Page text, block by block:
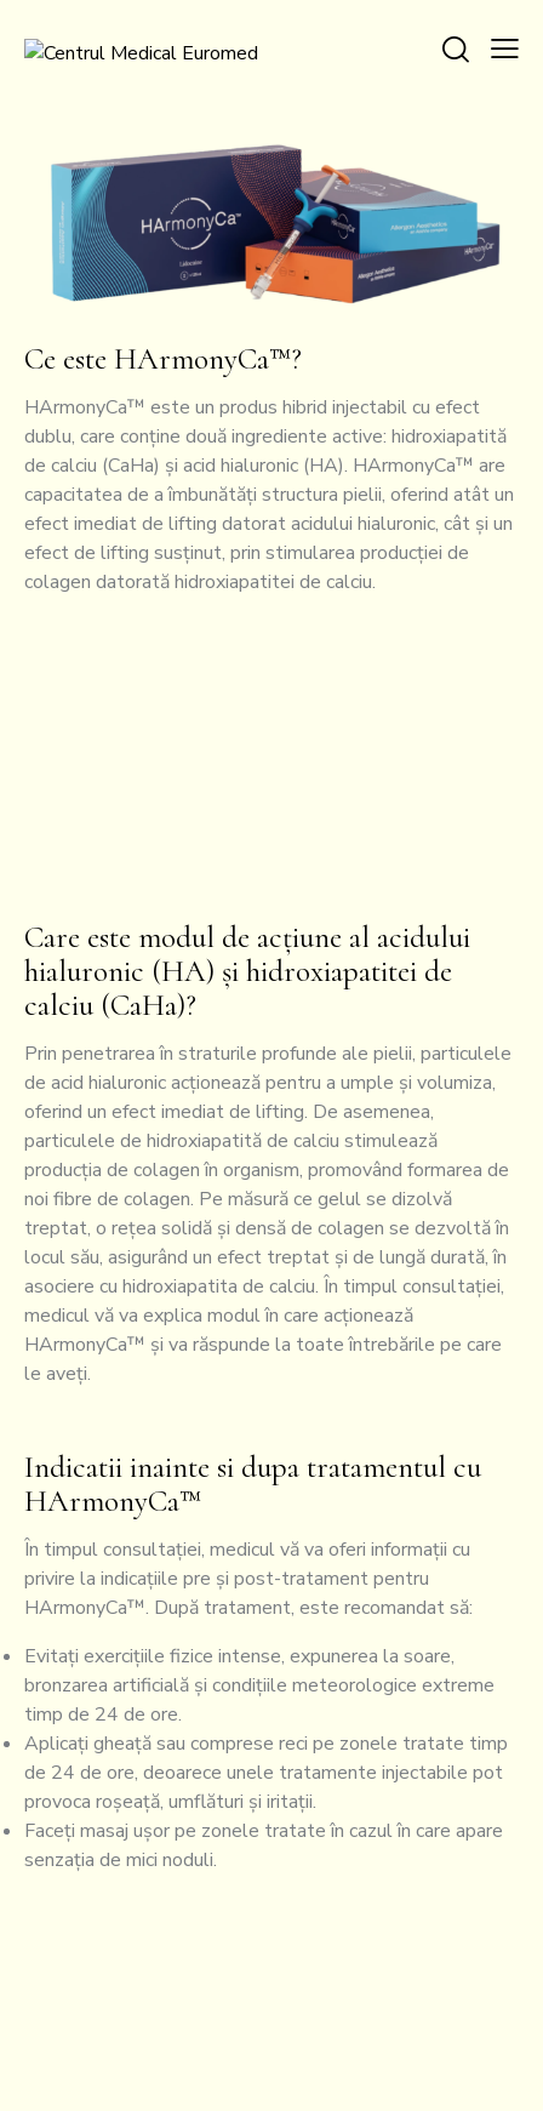
Ce este HArmonyCa™?
HArmonyCa™ este un produs hibrid injectabil cu efect
dublu, care conține două ingrediente active: hidroxiapatită
de calciu (CaHa) și acid hialuronic (HA). HArmonyCa™ are
capacitatea de a îmbunătăți structura pielii, oferind atât un
efect imediat de lifting datorat acidului hialuronic, cât și un
efect de lifting susținut, prin stimularea producției de
colagen datorată hidroxiapatitei de calciu.
Care este modul de acțiune al acidului
hialuronic (HA) și hidroxiapatitei de
calciu (CaHa)?
Prin penetrarea în straturile profunde ale pielii, particulele
de acid hialuronic acționează pentru a umple și volumiza,
oferind un efect imediat de lifting. De asemenea,
particulele de hidroxiapatită de calciu stimulează
producția de colagen în organism, promovând formarea de
noi fibre de colagen. Pe măsură ce gelul se dizolvă
treptat, o rețea solidă și densă de colagen se dezvoltă în
locul său, asigurând un efect treptat și de lungă durată, în
asociere cu hidroxiapatita de calciu. În timpul consultației,
medicul vă va explica modul în care acționează
HArmonyCa™ și va răspunde la toate întrebările pe care
le aveți.
Indicatii inainte si dupa tratamentul cu
HArmonyCa™
În timpul consultației, medicul vă va oferi informații cu
privire la indicațiile pre și post-tratament pentru
HArmonyCa™. După tratament, este recomandat să:
Evitați exercițiile fizice intense, expunerea la soare,
bronzarea artificială și condițiile meteorologice extreme
timp de 24 de ore.
Aplicați gheață sau comprese reci pe zonele tratate timp
de 24 de ore, deoarece unele tratamente injectabile pot
provoca roșeață, umflături și iritații.
Faceți masaj ușor pe zonele tratate în cazul în care apare
senzația de mici noduli.